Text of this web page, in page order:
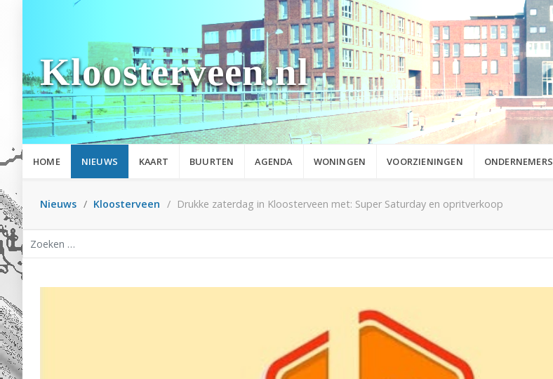
Kloosterveen.nl
HOME NIEUWS KAART BUURTEN AGENDA WONINGEN VOORZIENINGEN ONDERNEMERS
Nieuws Kloosterveen Drukke zaterdag in Kloosterveen met: Super Saturday en opritverkoop